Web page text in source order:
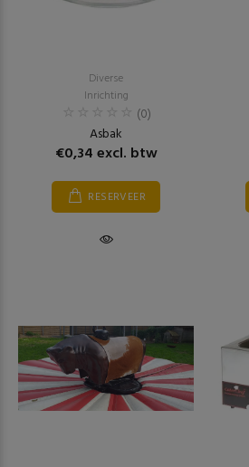
Diverse
Inrichting
(0)
Asbak
€0,34 excl. btw
RESERVEER